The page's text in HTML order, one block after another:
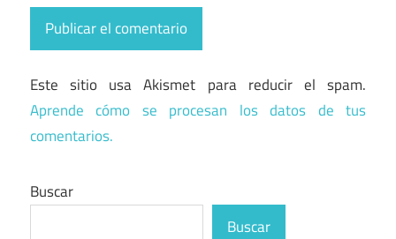
Este sitio usa Akismet para reducir el spam.
Aprende cómo se procesan los datos de tus
comentarios.
Buscar
Buscar